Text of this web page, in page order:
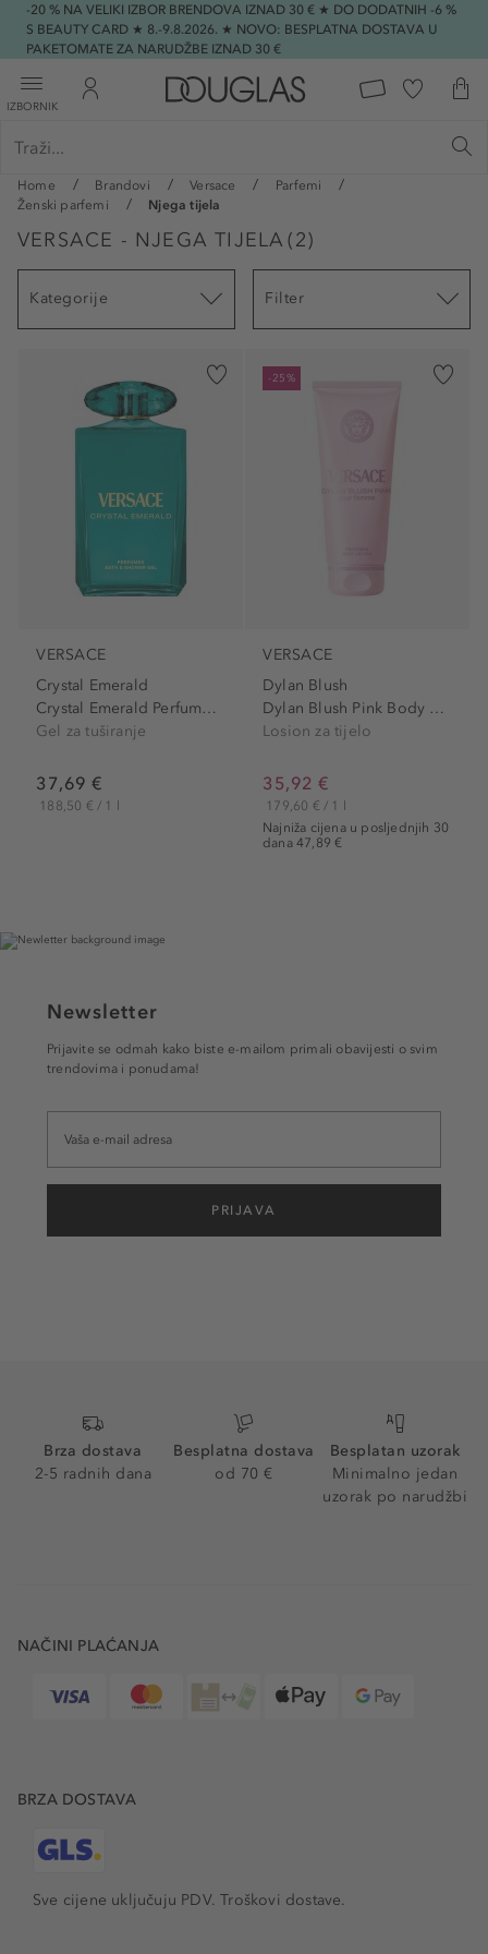
-20 % NA VELIKI IZBOR BRENDOVA IZNAD 30 € ★ DO DODATNIH -6 %
S BEAUTY CARD ★ 8.-9.8.2026. ★ NOVO: BESPLATNA DOSTAVA U
PAKETOMATE ZA NARUDŽBE IZNAD 30 €
IZBORNIK
Home Brandovi Versace
Parfemi
Ženski parfemi
Njega tijela
VERSACE - NJEGA TIJELA (2)
Kategorije Filter
VERSACE
Crystal Emerald
Crystal Emerald Perfumed...
Gel za tuširanje
37,69 €
188,50 € / 1 l
-25%
VERSACE
Dylan Blush
Dylan Blush Pink Body Lotion
Losion za tijelo
35,92 €
Najniža cijena u posljednjih 30
dana 47,89 €
179,60 € / 1 l
Newsletter
Prijavite se odmah kako biste e-mailom primali obavijesti o svim
trendovima i ponudama!
PRIJAVA
Brza dostava
2-5 radnih dana
Besplatna dostava
od 70 €
Besplatan uzorak
Minimalno jedan
uzorak po narudžbi
NAČINI PLAĆANJA
BRZA DOSTAVA
Sve cijene uključuju PDV.Troškovi dostave.